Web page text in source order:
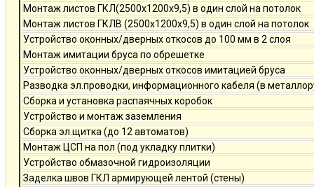
Монтаж листов ГКЛ(2500х1200х9,5) в один слой на потолок
Монтаж листов ГКЛВ (2500х1200х9,5) в один слой на потолок
Устройство оконных/дверных откосов до 100 мм в 2 слоя
Монтаж имитации бруса по обрешетке
Устройство оконных/дверных откосов имитацией бруса
Разводка эл.проводки, информационного кабеля (в
Сборка и установка распаячных коробок
Устройство и монтаж заземления
Сборка эл.щитка (до 12 автоматов)
Монтаж ЦСП на пол (под укладку плитки)
Устройство обмазочной гидроизоляции
Заделка швов ГКЛ армирующей лентой (стены)